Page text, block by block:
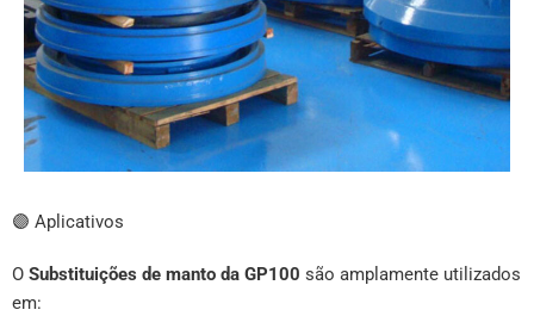
🟣 Aplicativos
O Substituições de manto da GP100 são amplamente utilizados
em: